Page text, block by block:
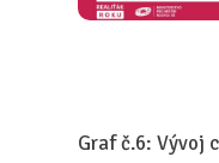
Graf č.6: Vývoj